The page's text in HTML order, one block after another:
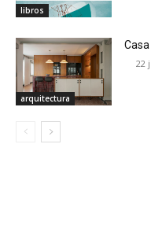
libros
arquitectura
22